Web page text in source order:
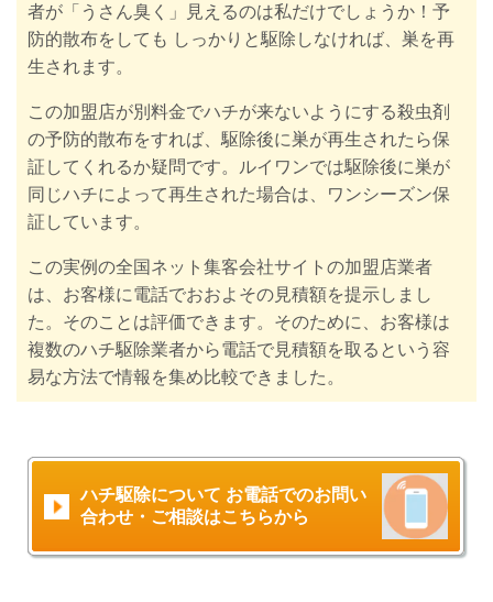
者が「うさん臭く」見えるのは私だけでしょうか！予
防的散布をしても しっかりと駆除しなければ、巣を再
生されます。
この加盟店が別料金でハチが来ないようにする殺虫剤
の予防的散布をすれば、駆除後に巣が再生されたら保
証してくれるか疑問です。
ルイワンでは駆除後に巣が
同じハチによって再生された場合は、ワンシーズン保
証しています。
この実例の全国ネット集客会社サイトの加盟店業者
は、お客様に電話でおおよその見積額を提示しまし
た。そのことは評価できます。そのために、お客様は
複数のハチ駆除業者から電話で見積額を取るという容
易な方法で情報を集め比較できました。
ハチ駆除について お電話でのお問い
合わせ・ご相談はこちらから